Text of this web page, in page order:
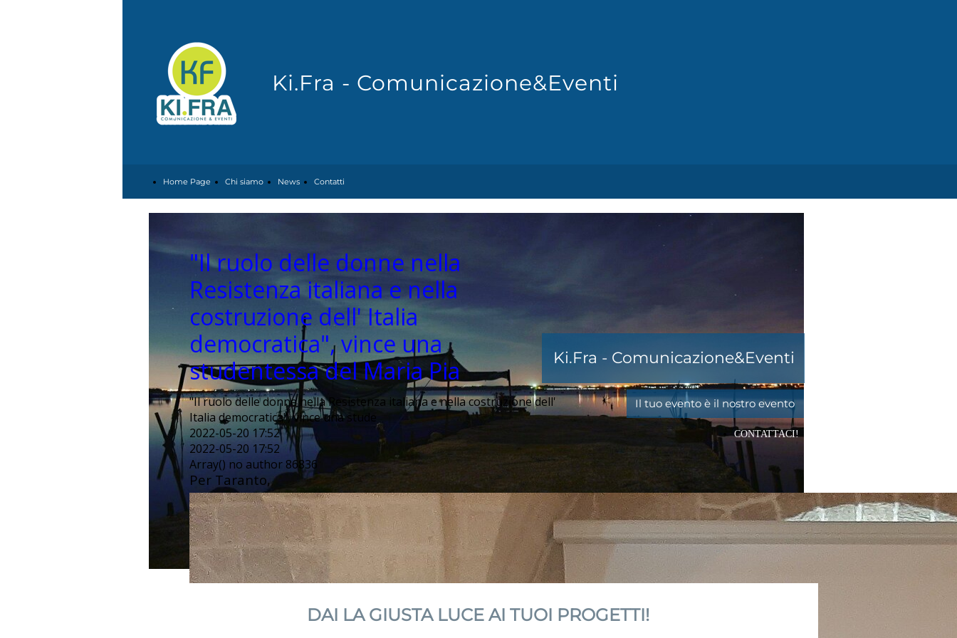
Ki.Fra - Comunicazione&Eventi
Home Page Chi siamo News Contatti
"Il ruolo delle donne nella
Resistenza italiana e nella
costruzione dell' Italia
democratica", vince una
studentessa del Maria Pia
"Il ruolo delle donne nella Resistenza italiana e nella costruzione dell'
Italia democratica", vince una stude
2022-05-20 17:52
2022-05-20 17:52
Array() no author 86836
Per Taranto,
Ki.Fra - Comunicazione&Eventi
Il tuo evento è il nostro evento
CONTATTACI!
DAI LA GIUSTA LUCE AI TUOI PROGETTI!